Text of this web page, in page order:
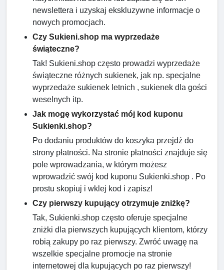
newslettera i uzyskaj ekskluzywne informacje o
nowych promocjach.
Czy Sukieni.shop ma wyprzedaże
świąteczne?
Tak! Sukieni.shop często prowadzi wyprzedaże
świąteczne różnych sukienek, jak np. specjalne
wyprzedaże sukienek letnich , sukienek dla gości
weselnych itp.
Jak mogę wykorzystać mój kod kuponu
Sukienki.shop?
Po dodaniu produktów do koszyka przejdź do
strony płatności. Na stronie płatności znajduje się
pole wprowadzania, w którym możesz
wprowadzić swój kod kuponu Sukienki.shop . Po
prostu skopiuj i wklej kod i zapisz!
Czy pierwszy kupujący otrzymuje zniżkę?
Tak, Sukienki.shop często oferuje specjalne
zniżki dla pierwszych kupujących klientom, którzy
robią zakupy po raz pierwszy. Zwróć uwagę na
wszelkie specjalne promocje na stronie
internetowej dla kupujących po raz pierwszy!